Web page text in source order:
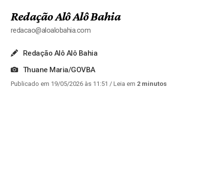
Redação Alô Alô Bahia
redacao@aloalobahia.com
Redação Alô Alô Bahia
Thuane Maria/GOVBA
Publicado em 19/05/2026 às 11:51 / Leia em 2 minutos